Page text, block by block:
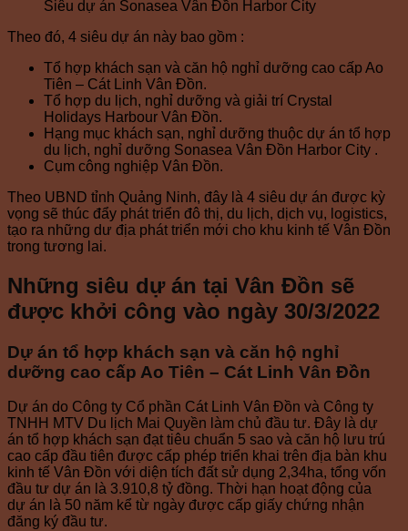
Siêu dự án Sonasea Vân Đồn Harbor City
Theo đó, 4 siêu dự án này bao gồm :
Tổ hợp khách sạn và căn hộ nghỉ dưỡng cao cấp Ao
Tiên – Cát Linh Vân Đồn.
Tổ hợp du lịch, nghỉ dưỡng và giải trí Crystal
Holidays Harbour Vân Đồn.
Hạng mục khách sạn, nghỉ dưỡng thuộc dự án tổ hợp
du lịch, nghỉ dưỡng Sonasea Vân Đồn Harbor City .
Cụm công nghiệp Vân Đồn.
Theo UBND tỉnh Quảng Ninh, đây là 4 siêu dự án được kỳ
vọng sẽ thúc đẩy phát triển đô thị, du lịch, dịch vụ, logistics,
tạo ra những dư địa phát triển mới cho khu kinh tế Vân Đồn
trong tương lai.
Những siêu dự án tại Vân Đồn sẽ
được khởi công vào ngày 30/3/2022
Dự án tổ hợp khách sạn và căn hộ nghỉ
dưỡng cao cấp Ao Tiên – Cát Linh Vân Đồn
Dự án do Công ty Cổ phần Cát Linh Vân Đồn và Công ty
TNHH MTV Du lịch Mai Quyền làm chủ đầu tư. Đây là dự
án tổ hợp khách sạn đạt tiêu chuẩn 5 sao và căn hộ lưu trú
cao cấp đầu tiên được cấp phép triển khai trên địa bàn khu
kinh tế Vân Đồn với diện tích đất sử dụng 2,34ha, tổng vốn
đầu tư dự án là 3.910,8 tỷ đồng. Thời hạn hoạt động của
dự án là 50 năm kể từ ngày được cấp giấy chứng nhận
đăng ký đầu tư.